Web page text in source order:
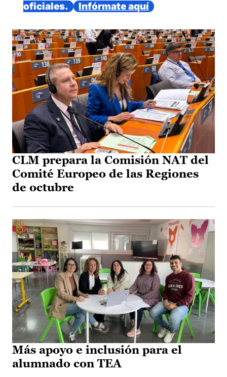
oficiales.
Infórmate aquí
CLM prepara la Comisión NAT del
Comité Europeo de las Regiones
de octubre
Más apoyo e inclusión para el
alumnado con TEA